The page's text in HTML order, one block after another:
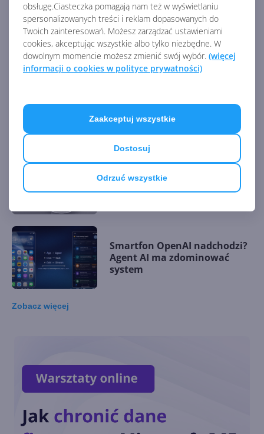
obsługę.Ciasteczka pomagają nam też w wyświetlaniu
spersonalizowanych treści i reklam dopasowanych do
Twoich zainteresowań. Możesz zarządzać ustawieniami
cookies, akceptując wszystkie albo tylko niezbędne. W
dowolnym momencie możesz zmienić swój wybór. (więcej
informacji o cookies w polityce prywatności)
Odrzuć wszystkie
Dostosuj
Zaakceptuj wszystkie
OpenAI prezentuje Codex
Micro. Fizyczny panel do
kontroli agentów AI
urządzeń bez aplikacji
O ten klawisz była awantura.
Microsoft ustępuje i szykuje
aktualizację
Smartfon OpenAI nadchodzi?
Agent AI ma zdominować
system
Generatywna AI na co
czwartym laptopie w 2024 r.
Kiedy zdominuje rynek?
Zobacz więcej